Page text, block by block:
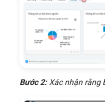
Bước 2:Xác nhận rằng